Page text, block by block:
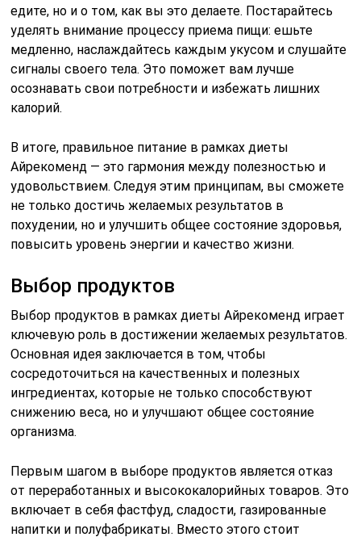
едите, но и о том, как вы это делаете. Постарайтесь
уделять внимание процессу приема пищи: ешьте
медленно, наслаждайтесь каждым укусом и слушайте
сигналы своего тела. Это поможет вам лучше
осознавать свои потребности и избежать лишних
калорий.
В итоге, правильное питание в рамках диеты
Айрекоменд — это гармония между полезностью и
удовольствием. Следуя этим принципам, вы сможете
не только достичь желаемых результатов в
похудении, но и улучшить общее состояние здоровья,
повысить уровень энергии и качество жизни.
Выбор продуктов
Выбор продуктов в рамках диеты Айрекоменд играет
ключевую роль в достижении желаемых результатов.
Основная идея заключается в том, чтобы
сосредоточиться на качественных и полезных
ингредиентах, которые не только способствуют
снижению веса, но и улучшают общее состояние
организма.
Первым шагом в выборе продуктов является отказ
от переработанных и высококалорийных товаров. Это
включает в себя фастфуд, сладости, газированные
напитки и полуфабрикаты. Вместо этого стоит